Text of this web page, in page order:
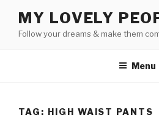
content
MY LOVELY
Follow your dreams & make them
Menu
TAG: HIGH WAIST PANTS